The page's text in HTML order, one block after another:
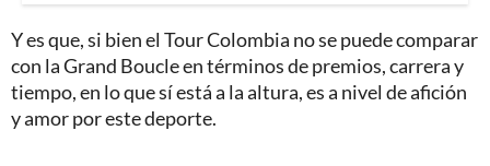
Y es que, si bien el Tour Colombia no se puede comparar
con la Grand Boucle en términos de premios, carrera y
tiempo, en lo que sí está a la altura, es a nivel de afición
y amor por este deporte.